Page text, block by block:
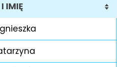
IMIĘ